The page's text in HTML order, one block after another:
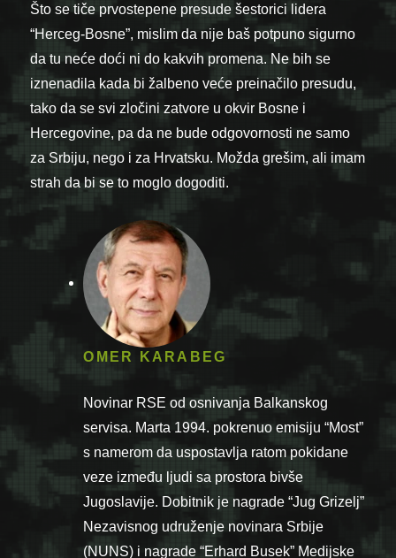
Što se tiče prvostepene presude šestorici lidera
“Herceg-Bosne”, mislim da nije baš potpuno sigurno
da tu neće doći ni do kakvih promena. Ne bih se
iznenadila kada bi žalbeno veće preinačilo presudu,
tako da se svi zločini zatvore u okvir Bosne i
Hercegovine, pa da ne bude odgovornosti ne samo
za Srbiju, nego i za Hrvatsku. Možda grešim, ali imam
strah da bi se to moglo dogoditi.
OMER KARABEG
Novinar RSE od osnivanja Balkanskog
servisa. Marta 1994. pokrenuo emisiju “Most”
s namerom da uspostavlja ratom pokidane
veze između ljudi sa prostora bivše
Jugoslavije. Dobitnik je nagrade “Jug Grizelj”
Nezavisnog udruženje novinara Srbije
(NUNS) i nagrade “Erhard Busek” Medijske